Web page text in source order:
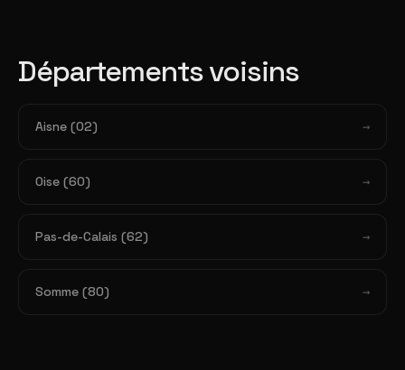
Départements voisins
Aisne (02)
Oise (60)
Pas-de-Calais (62)
Somme (80)